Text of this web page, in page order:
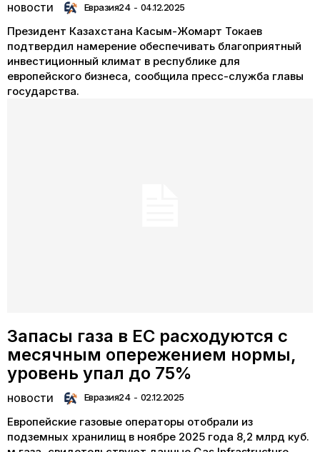
НОВОСТИ Евразия24 - 04.12.2025
Президент Казахстана Касым-Жомарт Токаев
подтвердил намерение обеспечивать благоприятный
инвестиционный климат в республике для
европейского бизнеса, сообщила пресс-служба главы
государства.
Запасы газа в ЕС расходуются с
месячным опережением нормы,
уровень упал до 75%
НОВОСТИ Евразия24 - 02.12.2025
Европейские газовые операторы отобрали из
подземных хранилищ в ноябре 2025 года 8,2 млрд куб.